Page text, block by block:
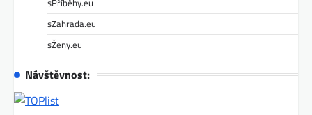
sZahrada.eu
sŽeny.eu
Návštěvnost: